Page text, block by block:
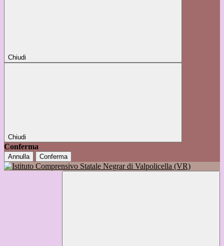
Chiudi
Chiudi
Conferma
Annulla Conferma